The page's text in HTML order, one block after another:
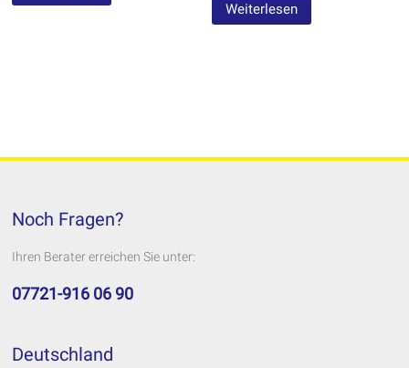
Weiterlesen
Noch Fragen?
Ihren Berater erreichen Sie unter:
07721-916 06 90
Deutschland